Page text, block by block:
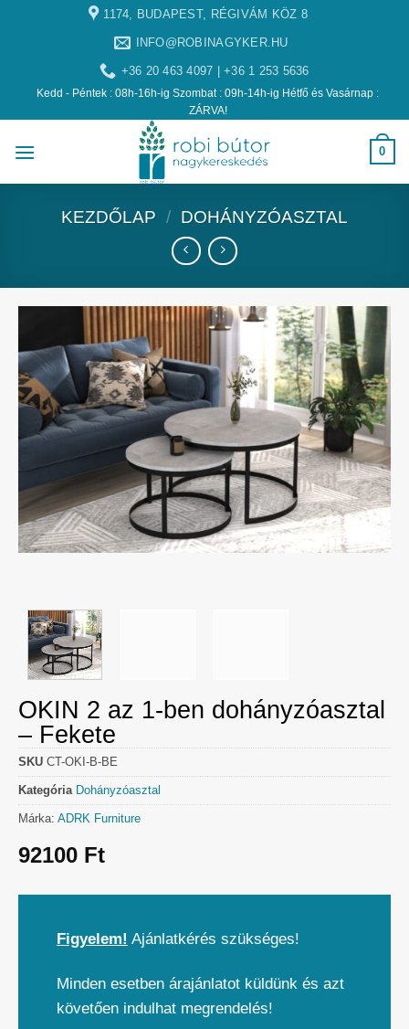
1174, BUDAPEST, RÉGIVÁM KÖZ 8
INFO@ROBINAGYKER.HU
+36 20 463 4097 | +36 1 253 5636
Kedd - Péntek : 08h-16h-ig Szombat : 09h-14h-ig Hétfő és Vasárnap :
ZÁRVA!
0
KEZDŐLAP / DOHÁNYZÓASZTAL
OKIN 2 az 1-ben dohányzóasztal
– Fekete
SKU CT-OKI-B-BE
Kategória Dohányzóasztal
Márka: ADRK Furniture
92100 Ft
Figyelem! Ajánlatkérés szükséges!
Minden esetben árajánlatot küldünk és azt
követően indulhat megrendelés!